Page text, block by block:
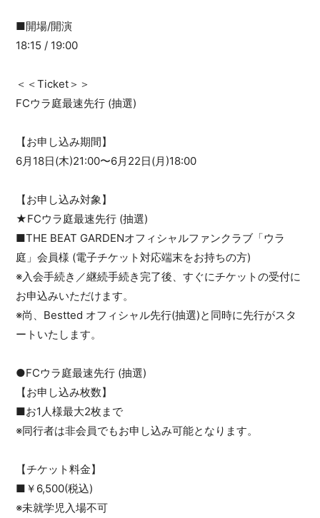
■開場/開演
18:15 / 19:00
＜＜Ticket＞＞
FCウラ庭最速先行 (抽選)
【お申し込み期間】
6月18日(木)21:00〜6月22日(月)18:00
【お申し込み対象】
★FCウラ庭最速先行 (抽選)
■THE BEAT GARDENオフィシャルファンクラブ「ウラ
庭」会員様 (電子チケット対応端末をお持ちの方)
※入会手続き／継続手続き完了後、すぐにチケットの受付に
お申込みいただけます。
※尚、Bestted オフィシャル先行(抽選)と同時に先行がスタ
ートいたします。
●FCウラ庭最速先行 (抽選)
【お申し込み枚数】
■お1人様最大2枚まで
※同行者は非会員でもお申し込み可能となります。
【チケット料金】
■￥6,500(税込)
※未就学児入場不可